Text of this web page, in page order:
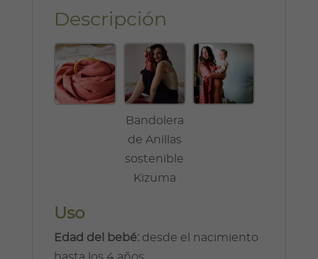
Descripción
Bandolera
de Anillas
sostenible
Kizuma
Uso
Edad del bebé:desde el nacimiento